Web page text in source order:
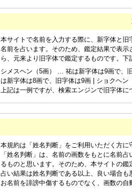
本サイトで名前を入力する際に、新字体と
名前を占います。そのため、鑑定結果で表
ら、元来より旧字体で鑑定するものです。下
シメスヘン（5画） … 祐は新字体は9画で、
は新字体は8画で、旧字体は9画 | ショクヘ
上記は一例ですが、検索エンジンで旧字体
本規約は「姓名判断」をご利用いただく方に
「姓名判断」は、名前の画数をもとに名前
るものと思います。そのため、本サイトの鑑
占い結果は姓名判断である以上、良い場合
お名前を誹謗中傷するものでなく、画数の自